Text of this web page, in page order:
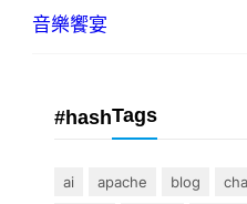
音樂饗宴
#hashTags
ai apache blog